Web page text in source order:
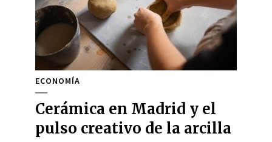
ECONOMÍA
Cerámica en Madrid y el
pulso creativo de la arcilla